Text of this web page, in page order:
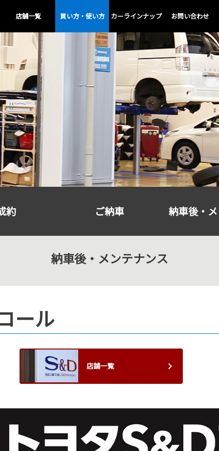
店舗一覧 買い方・使い方 カーラインナップ お問い合わせ
約 ご納車 納車後・
納車後・メンテナンス
ール
店舗一覧